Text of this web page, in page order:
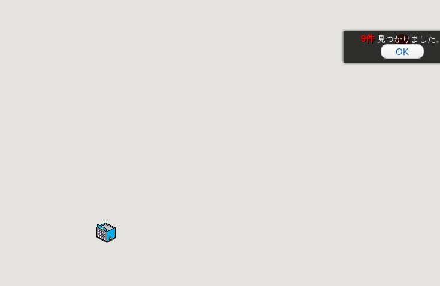
9件見つかりました。
OK